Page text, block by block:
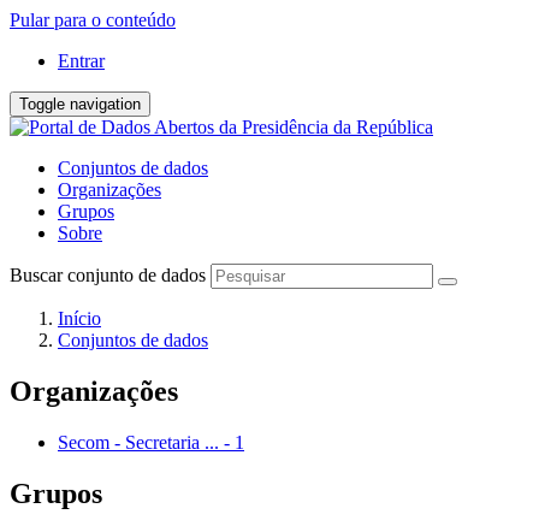
Pular para o conteúdo
Entrar
Toggle navigation
Conjuntos de dados
Organizações
Grupos
Sobre
Buscar conjunto de dados
Início
Conjuntos de dados
Organizações
Secom - Secretaria ... - 1
Grupos